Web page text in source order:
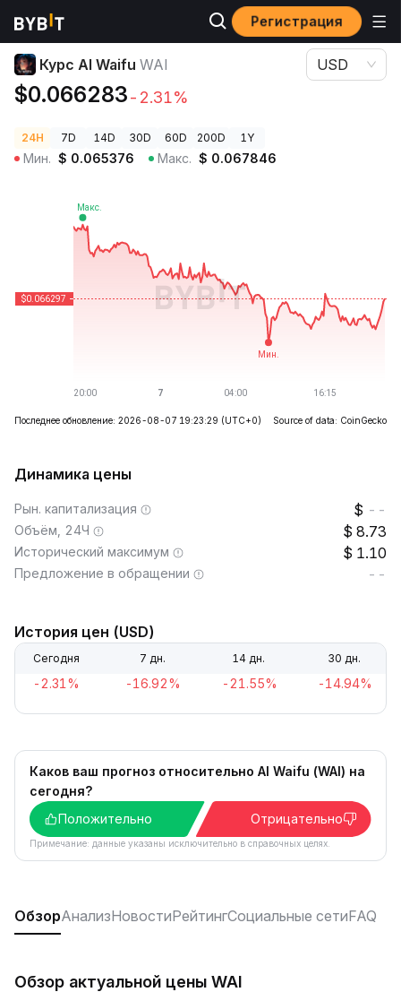
Регистрация
Цены криптовалют Курс AI Waifu WAI
Курс AI Waifu WAI
$0.066283-2.31%
USD
24H 7D 14D 30D 60D 200D 1Y
Мин. $ 0.065376 Макс. $ 0.067846
Последнее обновление: 2026-08-07 19:23:29 (UTC+0) Source of data: CoinGecko
Динамика цены
Рын. капитализация --
Объём, 24Ч 8.73
Исторический максимум 1.10
Предложение в обращении --
История цен (USD)
Сегодня 7 дн. 14 дн. 30 дн.
-2.31% -16.92% -21.55% -14.94%
Каков ваш прогноз относительно AI Waifu (WAI) на
сегодня?
Положительно
Отрицательно
Примечание: данные указаны исключительно в справочных целях.
ОбзорАнализНовостиРейтингСоциальные сетиFAQ
Обзор актуальной цены WAI